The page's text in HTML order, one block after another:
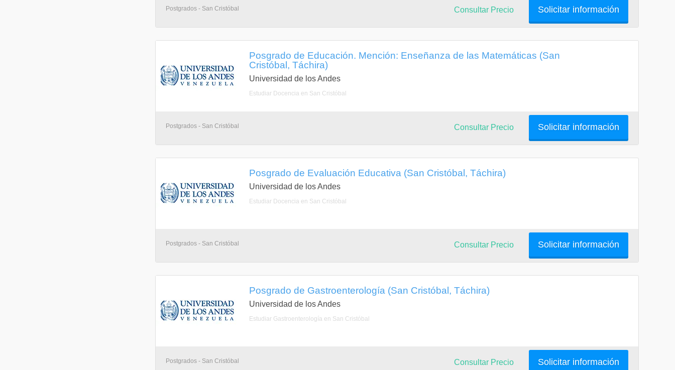
Postgrados - San Cristóbal Solicitar información
Consultar Precio
Posgrado de Educación. Mención: Enseñanza de las Matemáticas (San
Cristóbal, Táchira)
Universidad de los Andes
Estudiar Docencia en San Cristóbal
Postgrados - San Cristóbal Solicitar información
Consultar Precio
Posgrado de Evaluación Educativa (San Cristóbal, Táchira)
Universidad de los Andes
Estudiar Docencia en San Cristóbal
Postgrados - San Cristóbal Solicitar información
Consultar Precio
Posgrado de Gastroenterología (San Cristóbal, Táchira)
Universidad de los Andes
Estudiar Gastroenterología en San Cristóbal
Postgrados - San Cristóbal Solicitar información
Consultar Precio